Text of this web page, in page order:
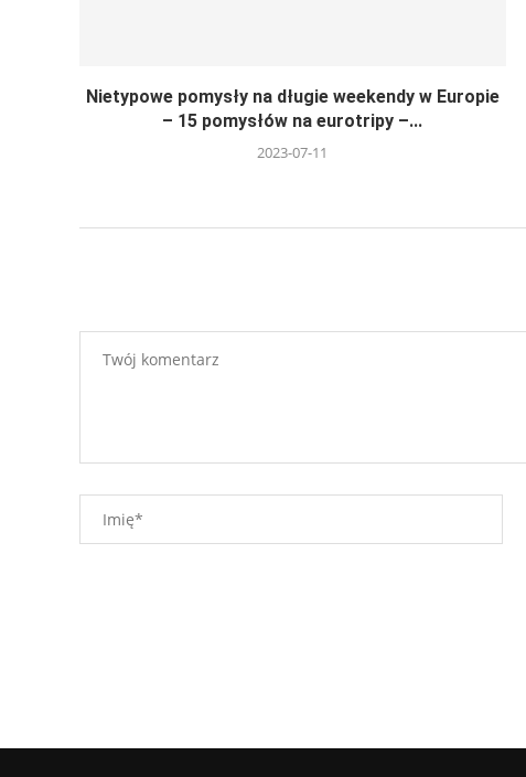
Nietypowe pomysły na długie weekendy w Europie
– 15 pomysłów na eurotripy –...
2023-07-11